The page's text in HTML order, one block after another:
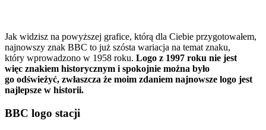
Jak widzisz na powyższej grafice, którą dla Ciebie przygotowałem,
najnowszy znak BBC to już szósta wariacja na temat znaku,
który wprowadzono w 1958 roku. Logo z 1997 roku nie jest
więc znakiem historycznym i spokojnie można było
go odświeżyć, zwłaszcza że moim zdaniem najnowsze logo jest
najlepsze w historii.
BBC logo stacji